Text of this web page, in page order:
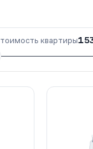
квартиры
13 кв.II кв. 2028